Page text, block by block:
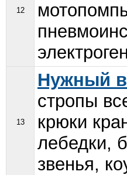
12
13
Нужный
стропы
крюки
лебедки,
звенья,